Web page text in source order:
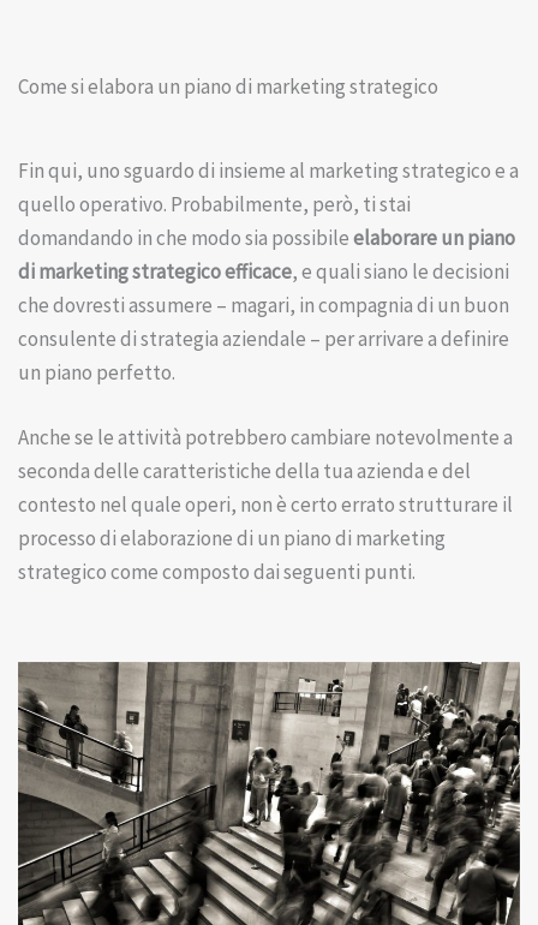
Come si elabora un piano di marketing strategico
Fin qui, uno sguardo di insieme al marketing strategico e a
quello operativo. Probabilmente, però, ti stai
domandando in che modo sia possibileelaborare un piano
di marketing strategico efficace, e quali siano le decisioni
che dovresti assumere – magari, in compagnia di un buon
consulente di strategia aziendale – per arrivare a definire
un piano perfetto.
Anche se le attività potrebbero cambiare notevolmente a
seconda delle caratteristiche della tua azienda e del
contesto nel quale operi, non è certo errato strutturare il
processo di elaborazione di un piano di marketing
strategico come composto dai seguenti punti.